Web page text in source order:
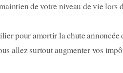
de votre niveau de vie lors
pour amortir la chute annoncée
allez surtout augmenter vos